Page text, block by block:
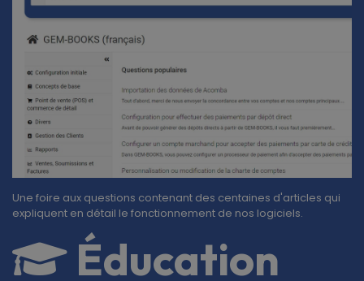
Éducation
Une foire aux questions contenant des centaines d'articles qui
expliquent en détail le fonctionnement de nos logiciels.